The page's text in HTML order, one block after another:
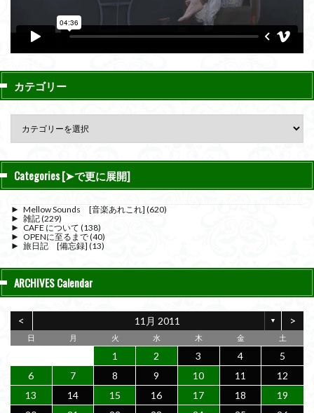
カテゴリー
Categories [➤で更に展開]
► Mellow Sounds [音楽あれこれ] (620)
► 雑記(229)
► CAFE について (138)
► OPENに至るまで(40)
► 旅日記 [備忘録] (13)
ARCHIVES Calendar
< 11月 2011 ▼ >
日 月 火 水 木 金 土
1 2 3 4
5
6
7 8 9 10 11
12
13
14 15 16 17 18
19